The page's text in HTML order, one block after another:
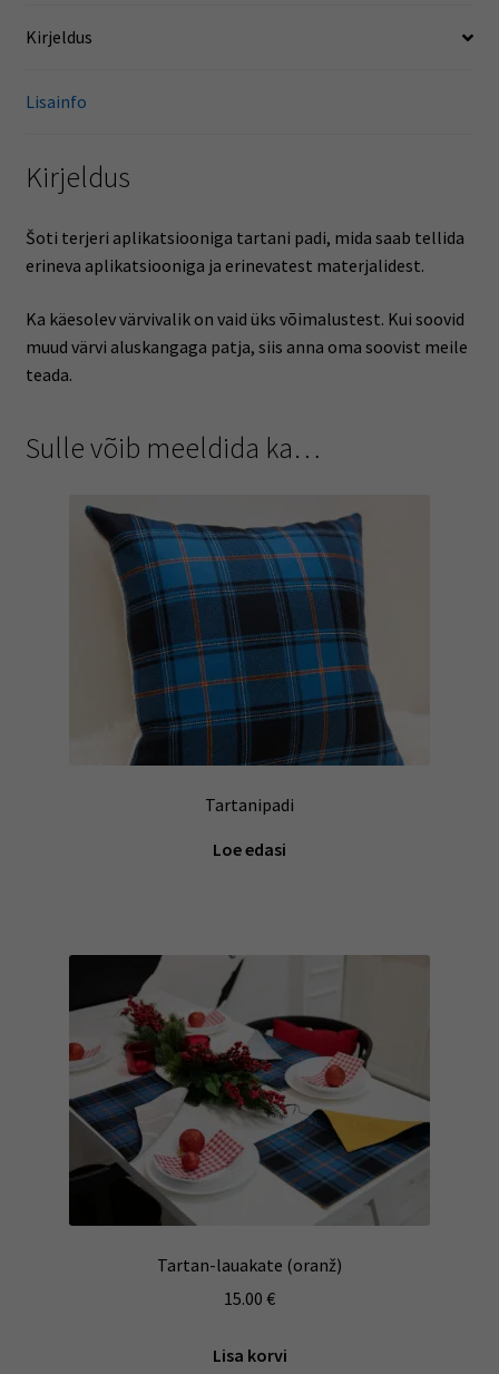
Kirjeldus
Lisainfo
Kirjeldus
Šoti terjeri aplikatsiooniga tartani padi, mida saab tellida
erineva aplikatsiooniga ja erinevatest materjalidest.
Ka käesolev värvivalik on vaid üks võimalustest. Kui soovid
muud värvi aluskangaga patja, siis anna oma soovist meile
teada.
Sulle võib meeldida ka…
Tartanipadi
Loe edasi
Tartan-lauakate (oranž)
15.00 €
Lisa korvi